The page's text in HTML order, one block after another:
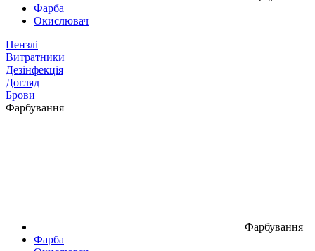
Фарба
Окислювач
Пензлі
Витратники
Дезінфекція
Догляд
Брови
Фарбування
Фарбування
Фарба